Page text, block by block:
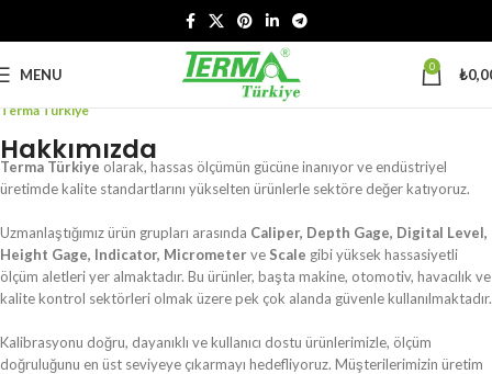
MENU 0 ₺
Terma Türkiye
Hakkımızda
Terma Türkiye olarak, hassas ölçümün gücüne inanıyor ve endüstriyel
üretimde kalite standartlarını yükselten ürünlerle sektöre değer katıyoruz.
Uzmanlaştığımız ürün grupları arasında Caliper, Depth Gage, Digital Level,
Height Gage, Indicator, Micrometerve Scale gibi yüksek hassasiyetli
ölçüm aletleri yer almaktadır. Bu ürünler, başta makine, otomotiv, havacılık ve
kalite kontrol sektörleri olmak üzere pek çok alanda güvenle kullanılmaktadır.
Kalibrasyonu doğru, dayanıklı ve kullanıcı dostu ürünlerimizle, ölçüm
doğruluğunu en üst seviyeye çıkarmayı hedefliyoruz. Müşterilerimizin üretim